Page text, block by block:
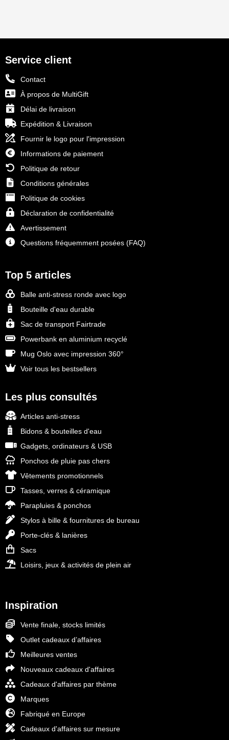
Service client
Contact
À propos de MultiGift
Délai de livraison
Expédition & Livraison
Fournir le logo pour l'impression
Informations de paiement
Politique de retour
Conditions générales
Politique de cookies
Déclaration de confidentialité
Avertissement
Questions fréquemment posées (FAQ)
Top 5 articles
Balle anti-stress ronde avec logo
Bouteille d'eau durable
Sac de transport Fairtrade
Powerbank en aluminium recyclé
Mug Oslo avec impression 360°
Voir tous les bestsellers
Les plus consultés
Articles anti-stress
Bidons & bouteilles d'eau
Gadgets, ordinateurs & USB
Ponchos de pluie pas chers
Vêtements promotionnels
Tasses, verres & céramique
Parapluies & ponchos
Stylos à bille & fournitures de bureau
Porte-clés & lanières
Sacs
Loisirs, jeux & activités de plein air
Inspiration
Vente finale, stocks limités
Outlet cadeaux d’affaires
Meilleures ventes
Nouveaux cadeaux d'affaires
Cadeaux d'affaires par thème
Marques
Fabriqué en Europe
Cadeaux d'affaires sur mesure